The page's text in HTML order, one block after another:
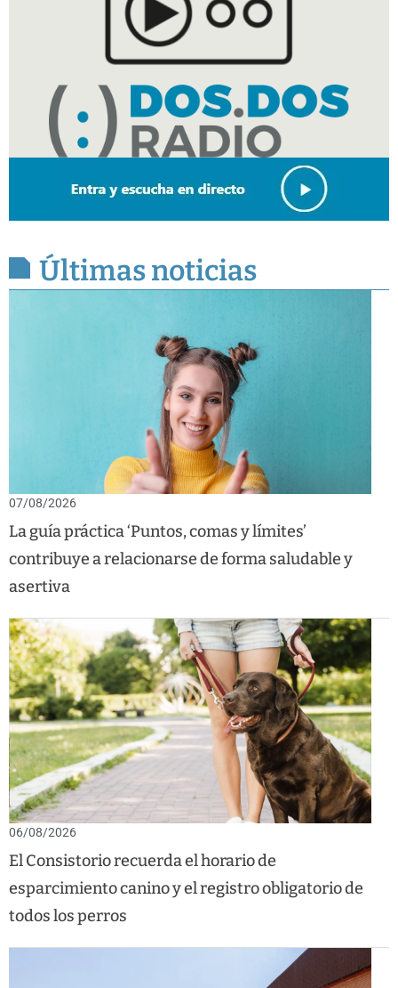
Últimas noticias
07/08/2026
La guía práctica ‘Puntos, comas y límites’
contribuye a relacionarse de forma saludable y
asertiva
06/08/2026
El Consistorio recuerda el horario de
esparcimiento canino y el registro obligatorio de
todos los perros